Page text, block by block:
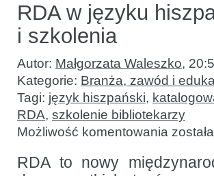
RDA w języku
i szkolenia
Autor: Małgorzata Waleszko,
Kategorie: Branża, zawód i
Tagi: język hiszpański,
RDA, szkolenie bibliotekarzy
Możliwość komentowania RDA
w języku
przekłady
i szkolenia
RDA to nowy